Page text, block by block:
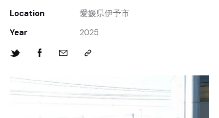
Location
愛媛県伊予市
Year
2025